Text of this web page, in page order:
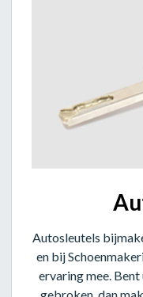
Autosleutels
en bij
ervaring mee.
gebroken, dan